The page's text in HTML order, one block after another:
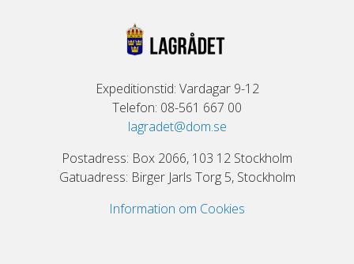
Expeditionstid: Vardagar 9-12
Telefon: 08-561 667 00
lagradet@dom.se
Postadress: Box 2066, 103 12 Stockholm
Gatuadress: Birger Jarls Torg 5, Stockholm
Information om Cookies